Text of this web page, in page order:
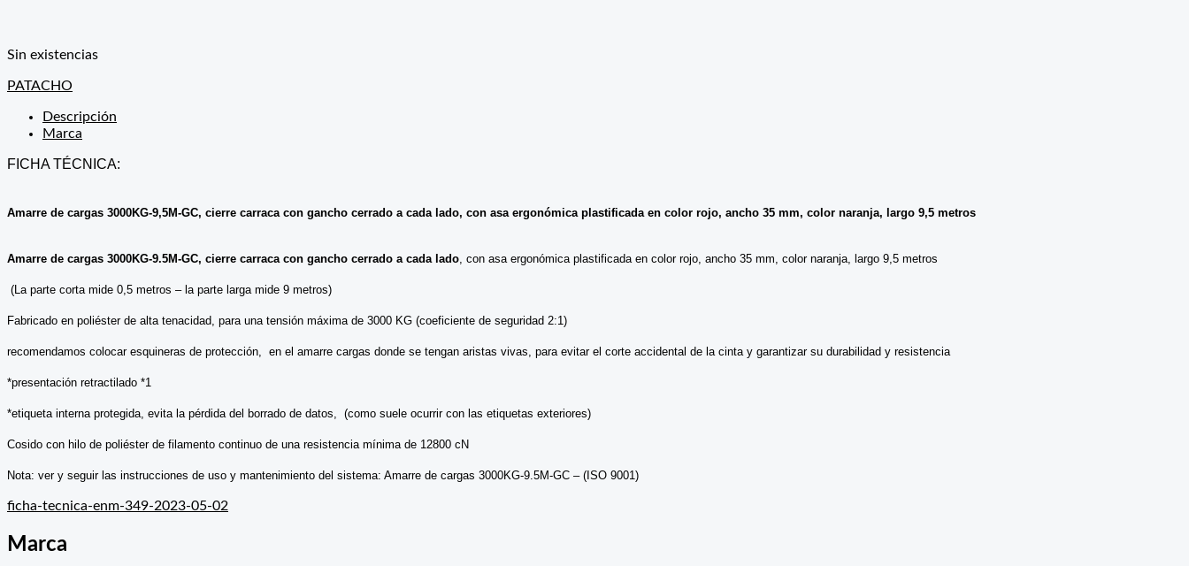
Sin existencias
PATACHO
Descripción
Marca
FICHA TÉCNICA:
Amarre de cargas 3000KG-9,5M-GC, cierre carraca con gancho cerrado a cada lado, con asa ergonómica plastificada en color rojo, ancho 35 mm, color naranja, largo 9,5 metros
Amarre de cargas 3000KG-9.5M-GC, cierre carraca con gancho cerrado a cada lado , con asa ergonómica plastificada en color rojo, ancho 35 mm, color naranja, largo 9,5 metros
(La parte corta mide 0,5 metros – la parte larga mide 9 metros)
Fabricado en poliéster de alta tenacidad, para una tensión máxima de 3000 KG (coeficiente de seguridad 2:1)
recomendamos colocar esquineras de protección, en el amarre cargas donde se tengan aristas vivas, para evitar el corte accidental de la cinta y garantizar su durabilidad y resistencia
*presentación retractilado *1
*etiqueta interna protegida, evita la pérdida del borrado de datos, (como suele ocurrir con las etiquetas exteriores)
Cosido con hilo de poliéster de filamento continuo de una resistencia mínima de 12800 cN
Nota: ver y seguir las instrucciones de uso y mantenimiento del sistema: Amarre de cargas 3000KG-9.5M-GC – (ISO 9001)
ficha-tecnica-enm-349-2023-05-02
Marca